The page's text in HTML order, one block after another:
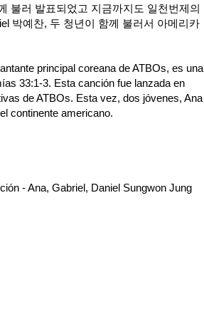
불러 발표되었고 지금까지도 일천번제의
박예찬, 두 청년이 함께 불러서 아메리카
principal coreana de ATBOs, es una
33:1-3. Esta canción fue lanzada en
de ATBOs. Esta vez, dos jóvenes, Ana
continente americano.
- Ana, Gabriel, Daniel Sungwon Jung